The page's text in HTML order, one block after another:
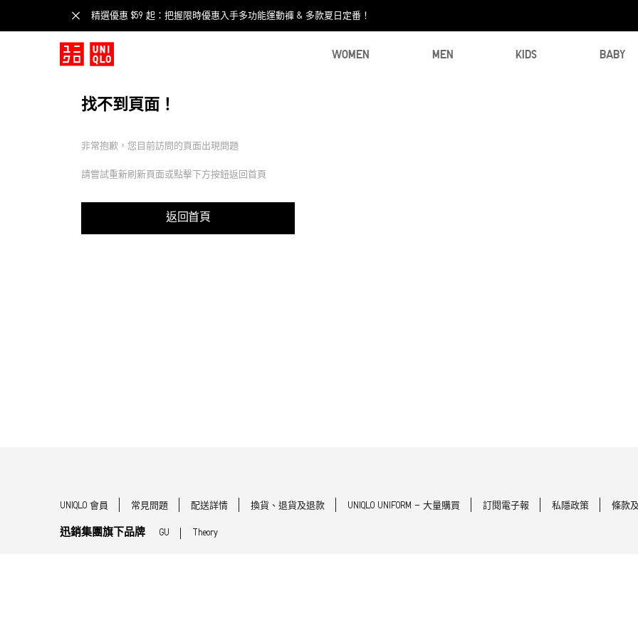
精選優惠 $59 起：把握限時優惠入手多功能運動褲 & 多款夏日定番！​
WOMEN MEN KIDS BABY
找不到頁面！
非常抱歉，您目前訪問的頁面出現問題
請嘗試重新刷新頁面或點擊下方按鈕返回首頁
返回首頁
UNIQLO 會員 常見問題 配送詳情 換貨、退貨及退款 UNIQLO UNIFORM - 大量購買 訂閱電子報 私隱政策 條款
迅銷集團旗下品牌 GU Theory